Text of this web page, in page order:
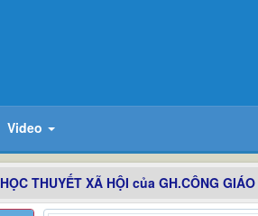
Video
HỌC THUYẾT XÃ HỘI của GH.CÔNG GIÁO